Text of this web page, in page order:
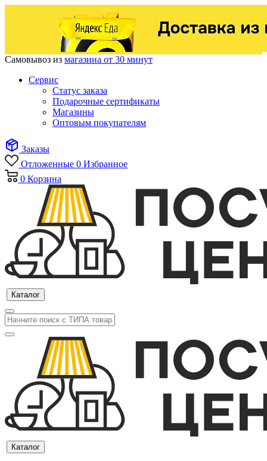
Самовывоз из магазина от 30 минут
Сервис
Статус заказа
Подарочные сертификаты
Магазины
Оптовым покупателям
Заказы
Отложенные 0 Избранное
0 Корзина
Каталог
Каталог